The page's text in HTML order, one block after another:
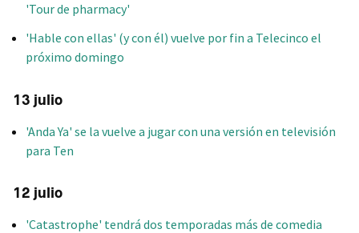
'Tour de pharmacy'
'Hable con ellas' (y con él) vuelve por fin a Telecinco el
próximo domingo
13 julio
'Anda Ya' se la vuelve a jugar con una versión en televisión
para Ten
12 julio
'Catastrophe' tendrá dos temporadas más de comedia